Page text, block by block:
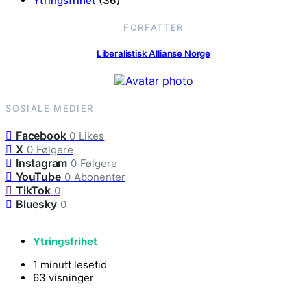
FORFATTER
Liberalistisk Allianse Norge
SOSIALE MEDIER
Facebook 0 Likes
X 0 Følgere
Instagram 0 Følgere
YouTube 0 Abonenter
TikTok 0
Bluesky 0
Ytringsfrihet
1 minutt lesetid
63 visninger